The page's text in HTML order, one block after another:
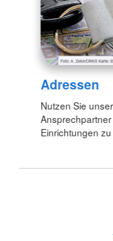
Adressen
Nutzen Sie
Einrichtungen